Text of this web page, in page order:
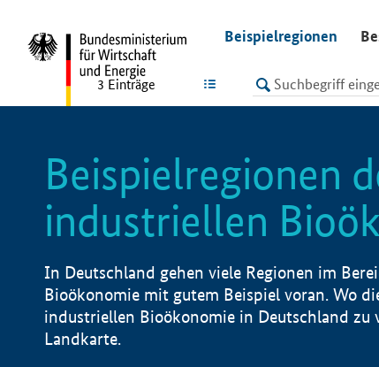
Beispielregionen
LISTE
3 Einträge
Beispielregionen
industriellen
In Deutschland gehen viele Regionen im
Bioökonomie mit gutem Beispiel voran. Wo
industriellen Bioökonomie in Deutschland zu
Landkarte.